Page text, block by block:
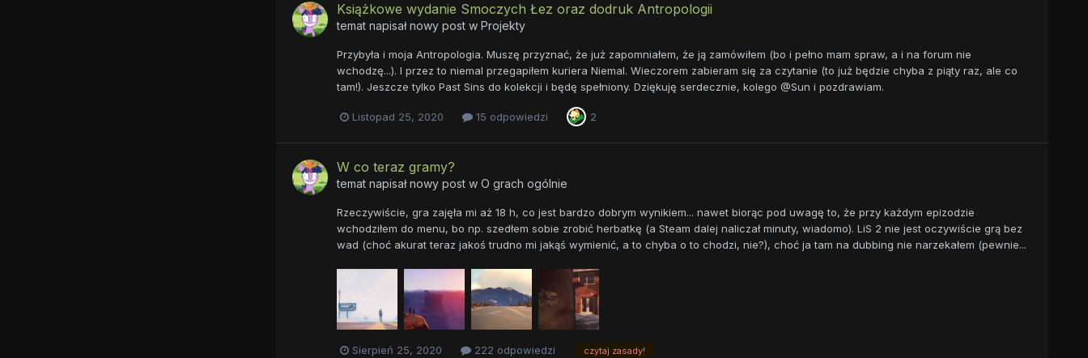
Książkowe wydanie Smoczych Łez oraz dodruk Antropologii
temat napisał nowy post w Projekty
Przybyła i moja Antropologia. Muszę przyznać, że już zapomniałem, że ją zamówiłem (bo i pełno mam spraw, a i na forum nie
wchodzę...). I przez to niemal przegapiłem kuriera Niemal. Wieczorem zabieram się za czytanie (to już będzie chyba z piąty raz, ale co
tam!). Jeszcze tylko Past Sins do kolekcji i będę spełniony. Dziękuję serdecznie, kolego @Sun i pozdrawiam.
Listopad 25, 2020 15 odpowiedzi 2
W co teraz gramy?
temat napisał nowy post w O grach ogólnie
Rzeczywiście, gra zajęła mi aż 18 h, co jest bardzo dobrym wynikiem... nawet biorąc pod uwagę to, że przy każdym epizodzie
wchodziłem do menu, bo np. szedłem sobie zrobić herbatkę (a Steam dalej naliczał minuty, wiadomo). LiS 2 nie jest oczywiście grą bez
wad (choć akurat teraz jakoś trudno mi jakąś wymienić, a to chyba o to chodzi, nie?), choć ja tam na dubbing nie narzekałem (pewnie...
Sierpień 25, 2020 222 odpowiedzi czytaj zasady!